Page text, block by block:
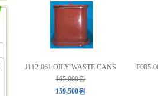
J112-061 OILY WASTE CANS
165,000원
159,500원
F005-